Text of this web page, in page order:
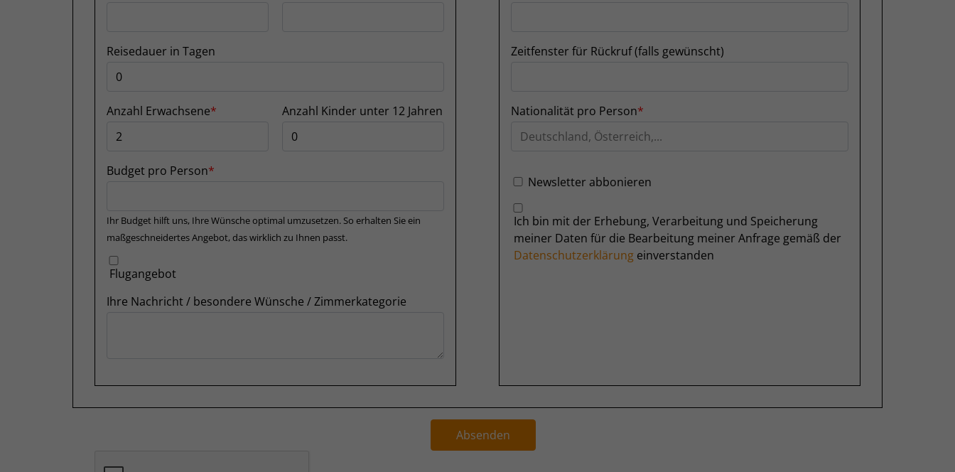
Reisedauer in Tagen
Anzahl Erwachsene Anzahl Kinder unter 12 Jahren
Budget pro Person
Ihr Budget hilft uns, Ihre Wünsche optimal umzusetzen. So erhalten Sie ein
maßgeschneidertes Angebot, das wirklich zu Ihnen passt.
Flugangebot
Ihre Nachricht / besondere Wünsche / Zimmerkategorie
Zeitfenster für Rückruf (falls gewünscht)
Nationalität pro Person
Newsletter abbonieren
Ich bin mit der Erhebung, Verarbeitung und Speicherung
meiner Daten für die Bearbeitung meiner Anfrage gemäß der
Datenschutzerklärung einverstanden
Absenden